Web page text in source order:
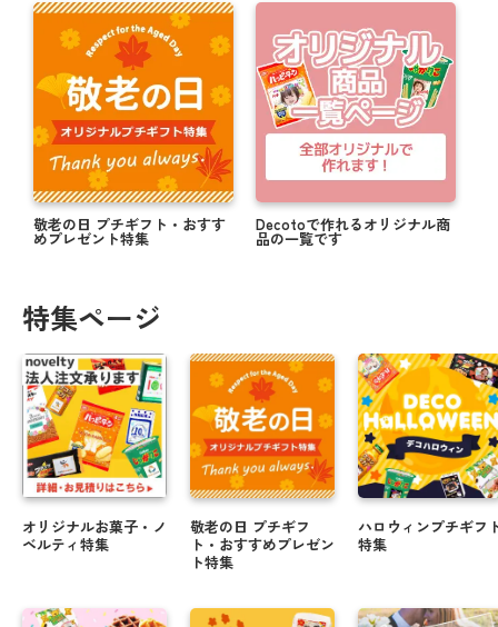
敬老の日 プチギフト・おすす
めプレゼント特集
Decotoで作れるオリジナル商
品の一覧です
特集ページ
オリジナルお菓子・ノ
ベルティ特集
敬老の日 プチギフ
ト・おすすめプレゼン
ト特集
ハロウィンプチギフ
特集